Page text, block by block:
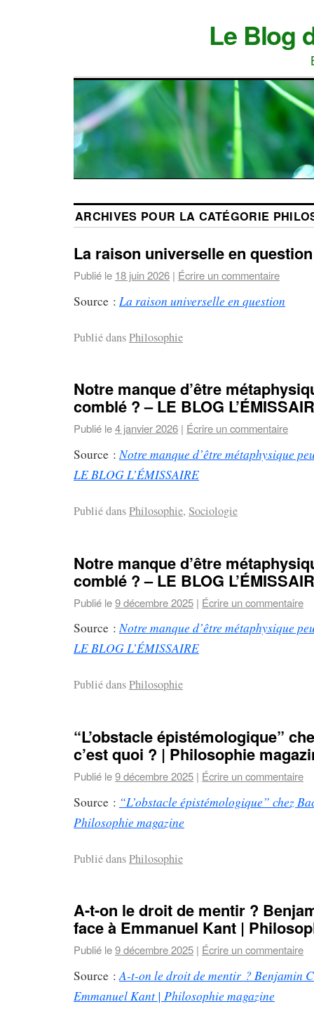
Le Blog
ARCHIVES POUR LA CATÉGORIE
La raison universelle en question
Publié le 18 juin 2026 | Écrire un commentaire
Source : La raison universelle en question
Publié dansPhilosophie
Notre manque d’être
comblé ? – LE BLOG
Publié le4 janvier 2026 | Écrire un commentaire
Source :Notre manque d’être métaphysique
LE BLOG L’ÉMISSAIRE
Publié dansPhilosophie, Sociologie
Notre manque d’être
comblé ? – LE BLOG
Publié le9 décembre 2025 | Écrire un commentaire
Source :Notre manque d’être métaphysique
LE BLOG L’ÉMISSAIRE
Publié dansPhilosophie
“L’obstacle épistémologique”
c’est quoi ? | Philosophie
Publié le9 décembre 2025 | Écrire un commentaire
Source : “L’obstacle épistémologique” chez
Philosophie magazine
Publié dansPhilosophie
A-t-on le droit de mentir ?
face à Emmanuel Kant |
Publié le9 décembre 2025 | Écrire un commentaire
Source :A-t-on le droit de mentir ? Benjamin
Emmanuel Kant | Philosophie magazine